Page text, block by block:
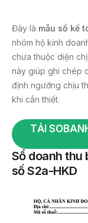
Đây là mẫu sổ kế
nhóm hộ kinh
chưa thuộc diện
này giúp ghi chép
định ngưỡng chịu
khi cần thiết.
TẢI
Sổ doanh thu
số S2a-HKD